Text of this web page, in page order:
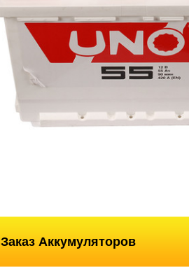
Заказ Аккумуляторов